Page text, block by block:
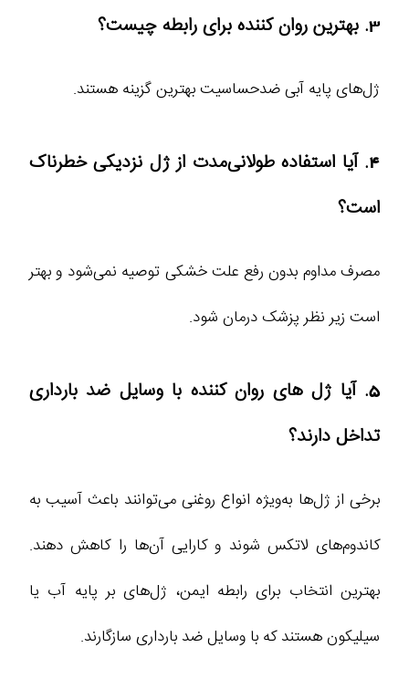
3. بهترین روان کننده برای رابطه چیست؟
ژل‌های پایه آبی ضدحساسیت بهترین گزینه هستند.
4. آیا استفاده طولانی‌مدت از ژل نزدیکی خطرناک
است؟
مصرف مداوم بدون رفع علت خشکی توصیه نمی‌شود و بهتر
است زیر نظر پزشک درمان شود.
5. آیا ژل های روان کننده با وسایل ضد بارداری
تداخل دارند؟
برخی از ژل‌ها به‌ویژه انواع روغنی می‌توانند باعث آسیب به
کاندوم‌های لاتکس شوند و کارایی آن‌ها را کاهش دهند.
بهترین انتخاب برای رابطه ایمن، ژل‌های بر پایه آب یا
سیلیکون هستند که با وسایل ضد بارداری سازگارند.